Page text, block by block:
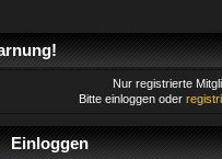
Nur registrierte
Bitte einloggen oder
Einloggen